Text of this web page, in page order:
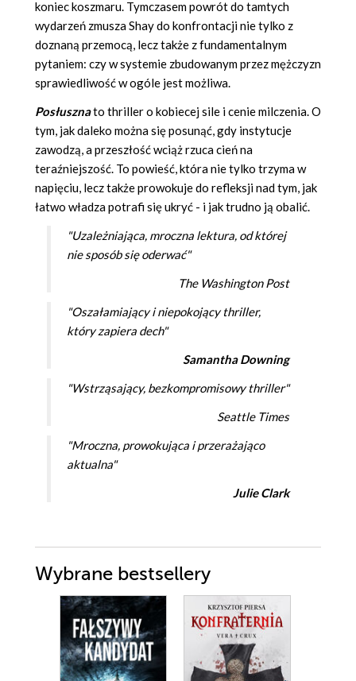
koniec koszmaru. Tymczasem powrót do tamtych
wydarzeń zmusza Shay do konfrontacji nie tylko z
doznaną przemocą, lecz także z fundamentalnym
pytaniem: czy w systemie zbudowanym przez mężczyzn
sprawiedliwość w ogóle jest możliwa.
Posłusznato thriller o kobiecej sile i cenie milczenia. O
tym, jak daleko można się posunąć, gdy instytucje
zawodzą, a przeszłość wciąż rzuca cień na
teraźniejszość. To powieść, która nie tylko trzyma w
napięciu, lecz także prowokuje do refleksji nad tym, jak
łatwo władza potrafi się ukryć - i jak trudno ją obalić.
"Uzależniająca, mroczna lektura, od której
nie sposób się oderwać"
The Washington Post
"Oszałamiający i niepokojący thriller,
który zapiera dech"
Samantha Downing
"Wstrząsający, bezkompromisowy thriller"
Seattle Times
"Mroczna, prowokująca i przerażająco
aktualna"
Julie Clark
Wybrane bestsellery